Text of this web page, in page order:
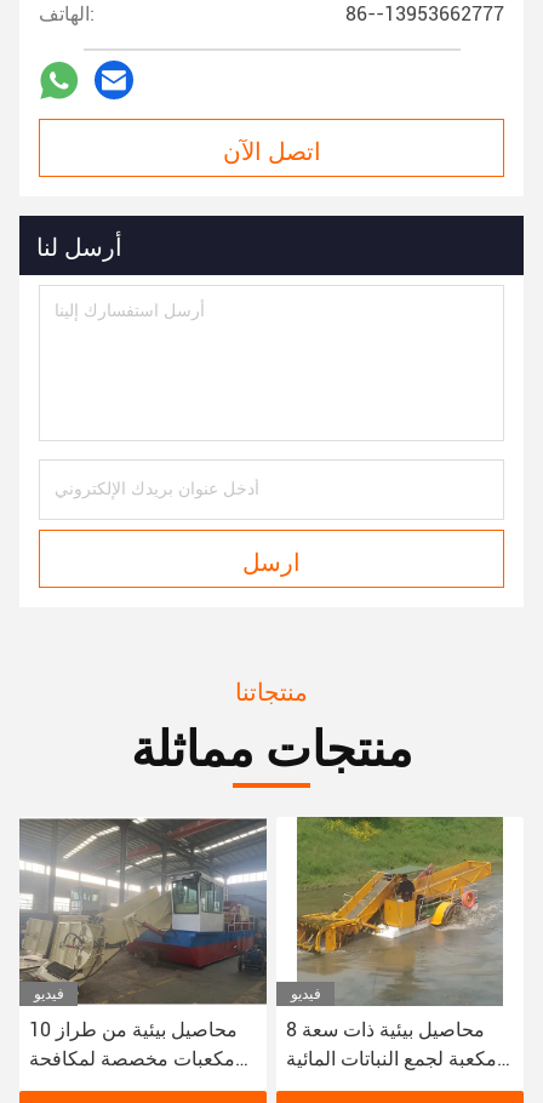
الهاتف: 86--13953662777
اتصل الآن
أرسل لنا
ارسل
منتجاتنا
منتجات مماثلة
مكعبات مخصصة
الأعشاب
8 محاصيل بيئية ذات سعة
مكعبة لجمع النباتات المائية
في الأنهار
فيديو
88 كيلوواط إيكو
هارفيستر 10CBM
للقمامة